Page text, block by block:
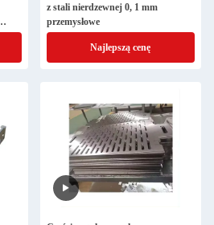
z stali nierdzewnej 0, 1 mm
przemysłowe
Najlepszą cenę